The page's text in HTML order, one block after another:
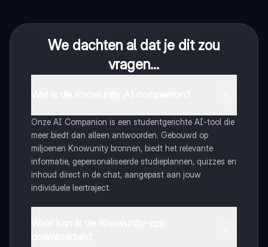
We dachten al dat je dit zou
vragen...
Onze AI Companion is een studentgerichte AI-tool die
meer biedt dan alleen antwoorden. Gebouwd op
miljoenen Knowunity bronnen, biedt het relevante
informatie, gepersonaliseerde studieplannen, quizzes en
inhoud direct in de chat, aangepast aan jouw
individuele leertraject.